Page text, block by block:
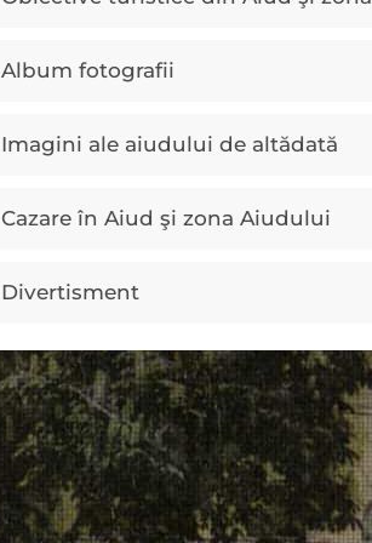
Album fotografii
Imagini ale aiudului de altădată
Cazare în Aiud şi zona Aiudului
Divertisment